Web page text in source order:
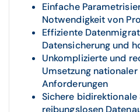
Einfache
Notwendigkeit von
Effiziente
Datensicherung und
Unkomplizierte und
Umsetzung
Anforderungen
Sichere